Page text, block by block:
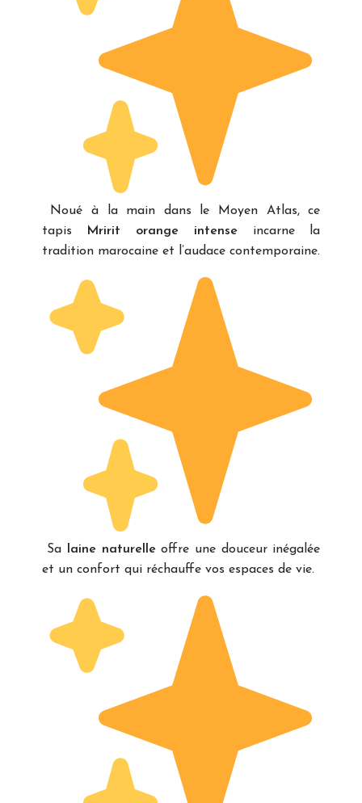
Noué à la main dans le Moyen Atlas, ce
tapis
Mririt orange intenseincarne la
tradition marocaine et l’audace contemporaine.
Sa laine naturelleoffre une douceur inégalée
et un confort qui réchauffe vos espaces de vie.